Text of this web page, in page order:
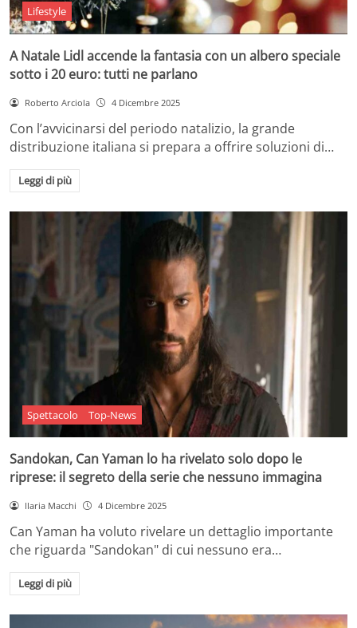
Lifestyle
A Natale Lidl accende la fantasia con un albero speciale
sotto i 20 euro: tutti ne parlano
Roberto Arciola 4 Dicembre 2025
Con l’avvicinarsi del periodo natalizio, la grande
distribuzione italiana si prepara a offrire soluzioni di…
Leggi di più
Spettacolo Top-News
Sandokan, Can Yaman lo ha rivelato solo dopo le
riprese: il segreto della serie che nessuno immagina
Ilaria Macchi 4 Dicembre 2025
Can Yaman ha voluto rivelare un dettaglio importante
che riguarda "Sandokan" di cui nessuno era…
Leggi di più